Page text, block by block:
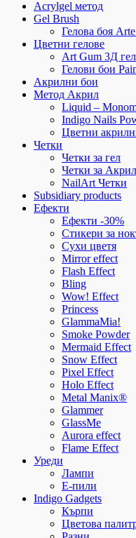
Acrylgel метод
Gel Brush
Гелова боя
Цветни гелове
Art Gum 3Д гел
Гелови бои
Акрилни бои
Метод Акрил
Liquid –
Indigo Nails
Цветни
Четки
Четки за гел
Четки за Акрил
NailArt Четки
Subsidiary products
Ефекти
Ефекти -30%
Стикери за
Сухи цветя
Mirror effect
Flash Effect
Bling
Wow! Effect
Princess
GlammaMia!
Smoke Powder
Mermaid Effect
Snow Effect
Pixel Effect
Holo Effect
Metal Manix®
Glammer
GlassMe
Aurora effect
Flame Effect
Уреди
Лампи
E-пили
Indigo Gadgets
Кърпи
Цветова